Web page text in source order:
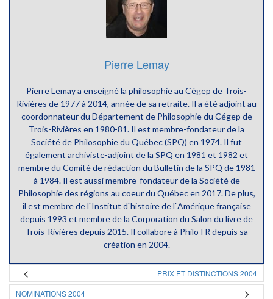
Pierre Lemay
Pierre Lemay a enseigné la philosophie au Cégep de Trois-
Rivières de 1977 à 2014, année de sa retraite. Il a été adjoint au
coordonnateur du Département de Philosophie du Cégep de
Trois-Rivières en 1980-81. Il est membre-fondateur de la
Société de Philosophie du Québec (SPQ) en 1974. Il fut
également archiviste-adjoint de la SPQ en 1981 et 1982 et
membre du Comité de rédaction du Bulletin de la SPQ de 1981
à 1984. Il est aussi membre-fondateur de la Société de
Philosophie des régions au coeur du Québec en 2017. De plus,
il est membre de l`Institut d`histoire de l`Amérique française
depuis 1993 et membre de la Corporation du Salon du livre de
Trois-Rivières depuis 2015. Il collabore à PhiloTR depuis sa
création en 2004.
PRIX ET DISTINCTIONS 2004
NOMINATIONS 2004